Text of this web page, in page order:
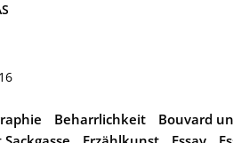
Beharrlichkeit Bouvard